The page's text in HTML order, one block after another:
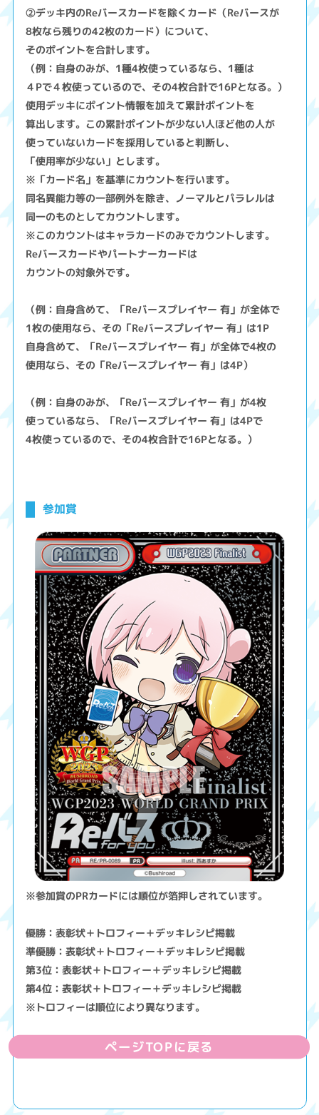
②デッキ内のReバースカードを除くカード（Reバースが
8枚なら残りの42枚のカード）について、
そのポイントを合計します。
（例：自身のみが、1種4枚使っているなら、1種は
４Pで４枚使っているので、その4枚合計で16Pとなる。）
使用デッキにポイント情報を加えて累計ポイントを
算出します。この累計ポイントが少ない人ほど他の人が
使っていないカードを採用していると判断し、
「使用率が少ない」とします。
※「カード名」を基準にカウントを行います。
同名異能力等の一部例外を除き、ノーマルとパラレルは
同一のものとしてカウントします。
※このカウントはキャラカードのみでカウントします。
Reバースカードやパートナーカードは
カウントの対象外です。
（例：自身含めて、「Reバースプレイヤー 有」が全体で
1枚の使用なら、その「Reバースプレイヤー 有」は1P
自身含めて、「Reバースプレイヤー 有」が全体で4枚の
使用なら、その「Reバースプレイヤー 有」は4P）
（例：自身のみが、「Reバースプレイヤー 有」が4枚
使っているなら、「Reバースプレイヤー 有」は4Pで
4枚使っているので、その4枚合計で16Pとなる。）
参加賞
※参加賞のPRカードには順位が箔押しされています。
優勝：表彰状＋トロフィー＋デッキレシピ掲載
準優勝：表彰状＋トロフィー＋デッキレシピ掲載
第3位：表彰状＋トロフィー＋デッキレシピ掲載
第4位：表彰状＋トロフィー＋デッキレシピ掲載
※トロフィーは順位により異なります。
ページTOPに戻る